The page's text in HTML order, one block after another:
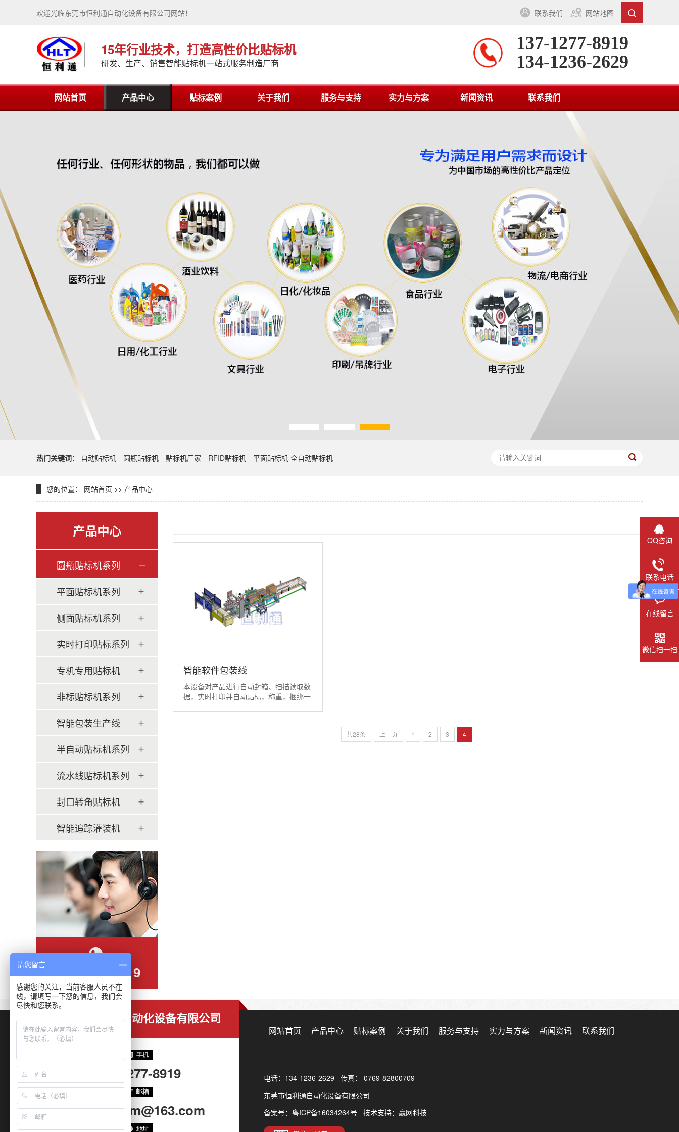
联系我们 网站地图
欢迎光临东莞市恒利通自动化设备有限公司网站！
15年行业技术，打造高性价比贴标机
研发、生产、销售智能贴标机一站式服务制造厂商
137-1277-8919
134-1236-2629
网站首页 产品中心 贴标案例 关于我们 服务与支持 实力与方案 新闻资讯 联系我们
热门关键词： 自动贴标机 圆瓶贴标机 贴标机厂家 RFID贴标机 平面贴标机 全自动贴标机
您的位置： 网站首页 >> 产品中心
产品中心
圆瓶贴标机系列
平面贴标机系列
侧面贴标机系列
实时打印贴标系列
专机专用贴标机
非标贴标机系列
智能包装生产线
半自动贴标机系列
流水线贴标机系列
封口转角贴标机
智能追踪灌装机
137-1277-8919
智能软件包装线
本设备对产品进行自动封箱、扫描读取数
据，实时打印并自动贴标，称重，捆绑一
共28条 上一页 1 2 3 4
东莞市恒利通自动化设备有限公司
137-1277-8919
hltautocom@163.com
网站首页 产品中心 贴标案例 关于我们 服务与支持 实力与方案 新闻资讯 联系我们
电话：134-1236-2629 传真： 0769-82800709
东莞市恒利通自动化设备有限公司
备案号： 粤ICP备16034264号 技术支持：赢网科技
QQ咨询
联系电话
在线留言
微信扫一扫
请您留言
感谢您的关注，当前客服人员不在
线，请填写一下您的信息，我们会
尽快和您联系。